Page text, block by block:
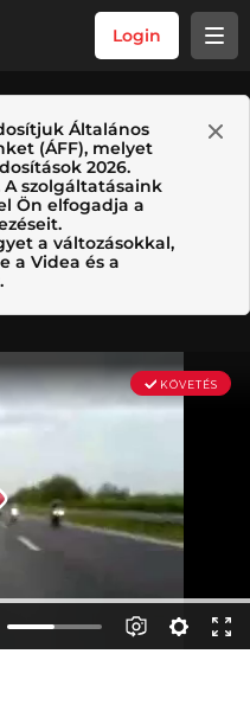
Login
Általános
(ÁFF), melyet
2026.
szolgáltatásaink
Ön elfogadja a
a változásokkal,
a Videa és a